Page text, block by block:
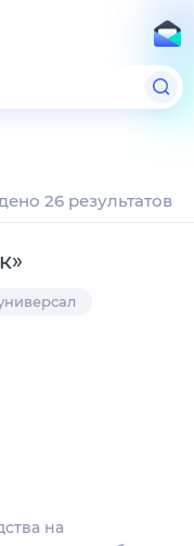
26 результатов
»
на